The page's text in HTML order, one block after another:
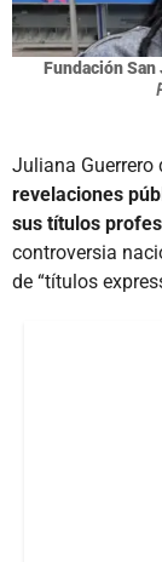
Fundación
Juliana Guerrero
revelaciones
sus títulos
controversia
de “títulos